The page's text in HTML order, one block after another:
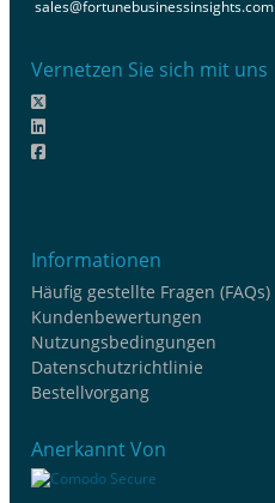
sales@fortunebusinessinsights.com
Vernetzen Sie sich mit uns
Informationen
Häufig gestellte Fragen (FAQs)
Kundenbewertungen
Nutzungsbedingungen
Datenschutzrichtlinie
Bestellvorgang
Anerkannt Von